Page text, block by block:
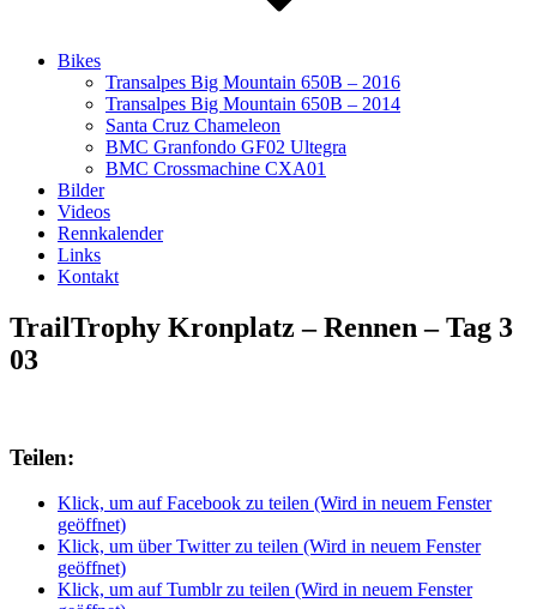
Bikes
Transalpes Big Mountain 650B – 2016
Transalpes Big Mountain 650B – 2014
Santa Cruz Chameleon
BMC Granfondo GF02 Ultegra
BMC Crossmachine CXA01
Bilder
Videos
Rennkalender
Links
Kontakt
TrailTrophy Kronplatz – Rennen – Tag 3
03
Teilen:
Klick, um auf Facebook zu teilen (Wird in neuem Fenster
geöffnet)
Klick, um über Twitter zu teilen (Wird in neuem Fenster
geöffnet)
Klick, um auf Tumblr zu teilen (Wird in neuem Fenster